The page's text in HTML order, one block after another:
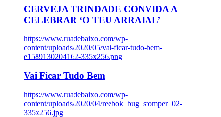
CERVEJA TRINDADE CONVIDA A
CELEBRAR ‘O TEU ARRAIAL’
https://www.ruadebaixo.com/wp-
content/uploads/2020/05/vai-ficar-tudo-bem-
e1589130204162-335x256.png
Vai Ficar Tudo Bem
https://www.ruadebaixo.com/wp-
content/uploads/2020/04/reebok_bug_stomper_02-
335x256.jpg